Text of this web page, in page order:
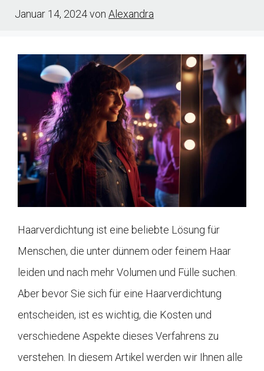
Januar 14, 2024von Alexandra
Haarverdichtung ist eine beliebte Lösung für
Menschen, die unter dünnem oder feinem Haar
leiden und nach mehr Volumen und Fülle suchen.
Aber bevor Sie sich für eine Haarverdichtung
entscheiden, ist es wichtig, die Kosten und
verschiedene Aspekte dieses Verfahrens zu
verstehen. In diesem Artikel werden wir Ihnen alle